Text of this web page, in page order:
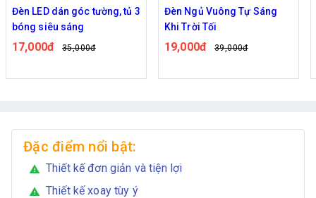
Đèn Ngủ Vuông Tự Sáng
Khi Trời Tối
19,000đ 39,000đ
Đèn pin xách tay Lớn Mã
899
120,000đ 159,000đ
Đặc điểm nổi bật:
warning Thiết kế đơn giản và tiện lợi
warning Thiết kế xoay tùy ý